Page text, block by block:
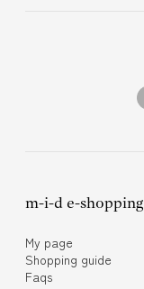
m-i-d e-shopping
My page
Shopping guide
Faqs